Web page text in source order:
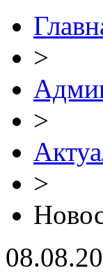
>
>
>